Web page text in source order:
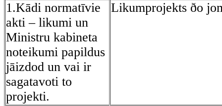
1.Kādi normatīvie
akti – likumi un
Ministru kabineta
noteikumi papildus
jāizdod un vai ir
sagatavoti to
projekti.
Likumprojekts ðo